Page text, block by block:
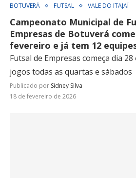
BOTUVERÁ FUTSAL VALE DO ITAJAÍ
Campeonato Municipal de
Empresas de Botuverá
fevereiro e já tem 12
Futsal de Empresas começa dia
jogos todas as quartas e sábados
Publicado por Sidney Silva
18 de fevereiro de 2026